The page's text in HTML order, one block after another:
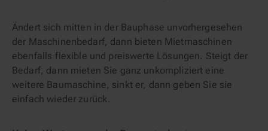
Ändert sich mitten in der Bauphase unvorhergesehen
der Maschinenbedarf, dann bieten Mietmaschinen
ebenfalls flexible und preiswerte Lösungen. Steigt der
Bedarf, dann mieten Sie ganz unkompliziert eine
weitere Baumaschine, sinkt er, dann geben Sie sie
einfach wieder zurück.